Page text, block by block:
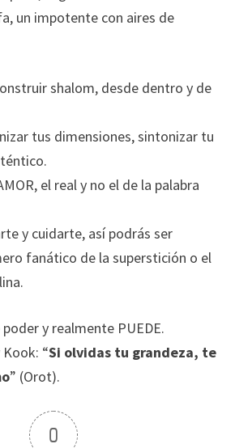
un impotente con aires de
shalom, desde dentro y de
tus dimensiones, sintonizar tu
el real y no el de la palabra
y cuidarte, así podrás ser
fanático de la superstición o el
y realmente PUEDE.
“Si olvidas tu grandeza, te
” (Orot).
0